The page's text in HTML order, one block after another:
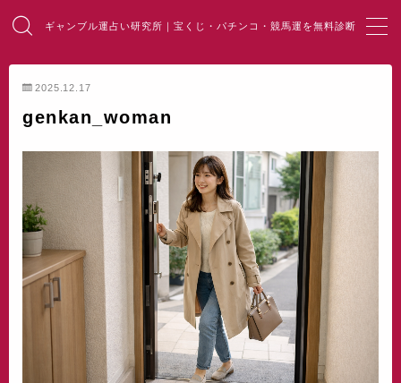
ギャンブル運占い研究所｜宝くじ・パチンコ・競馬運を無料診断
MENU
HOME
宝くじ占い
パチンコ占い
競馬・麻雀占い
開運・風水
2025.12.17
genkan_woman